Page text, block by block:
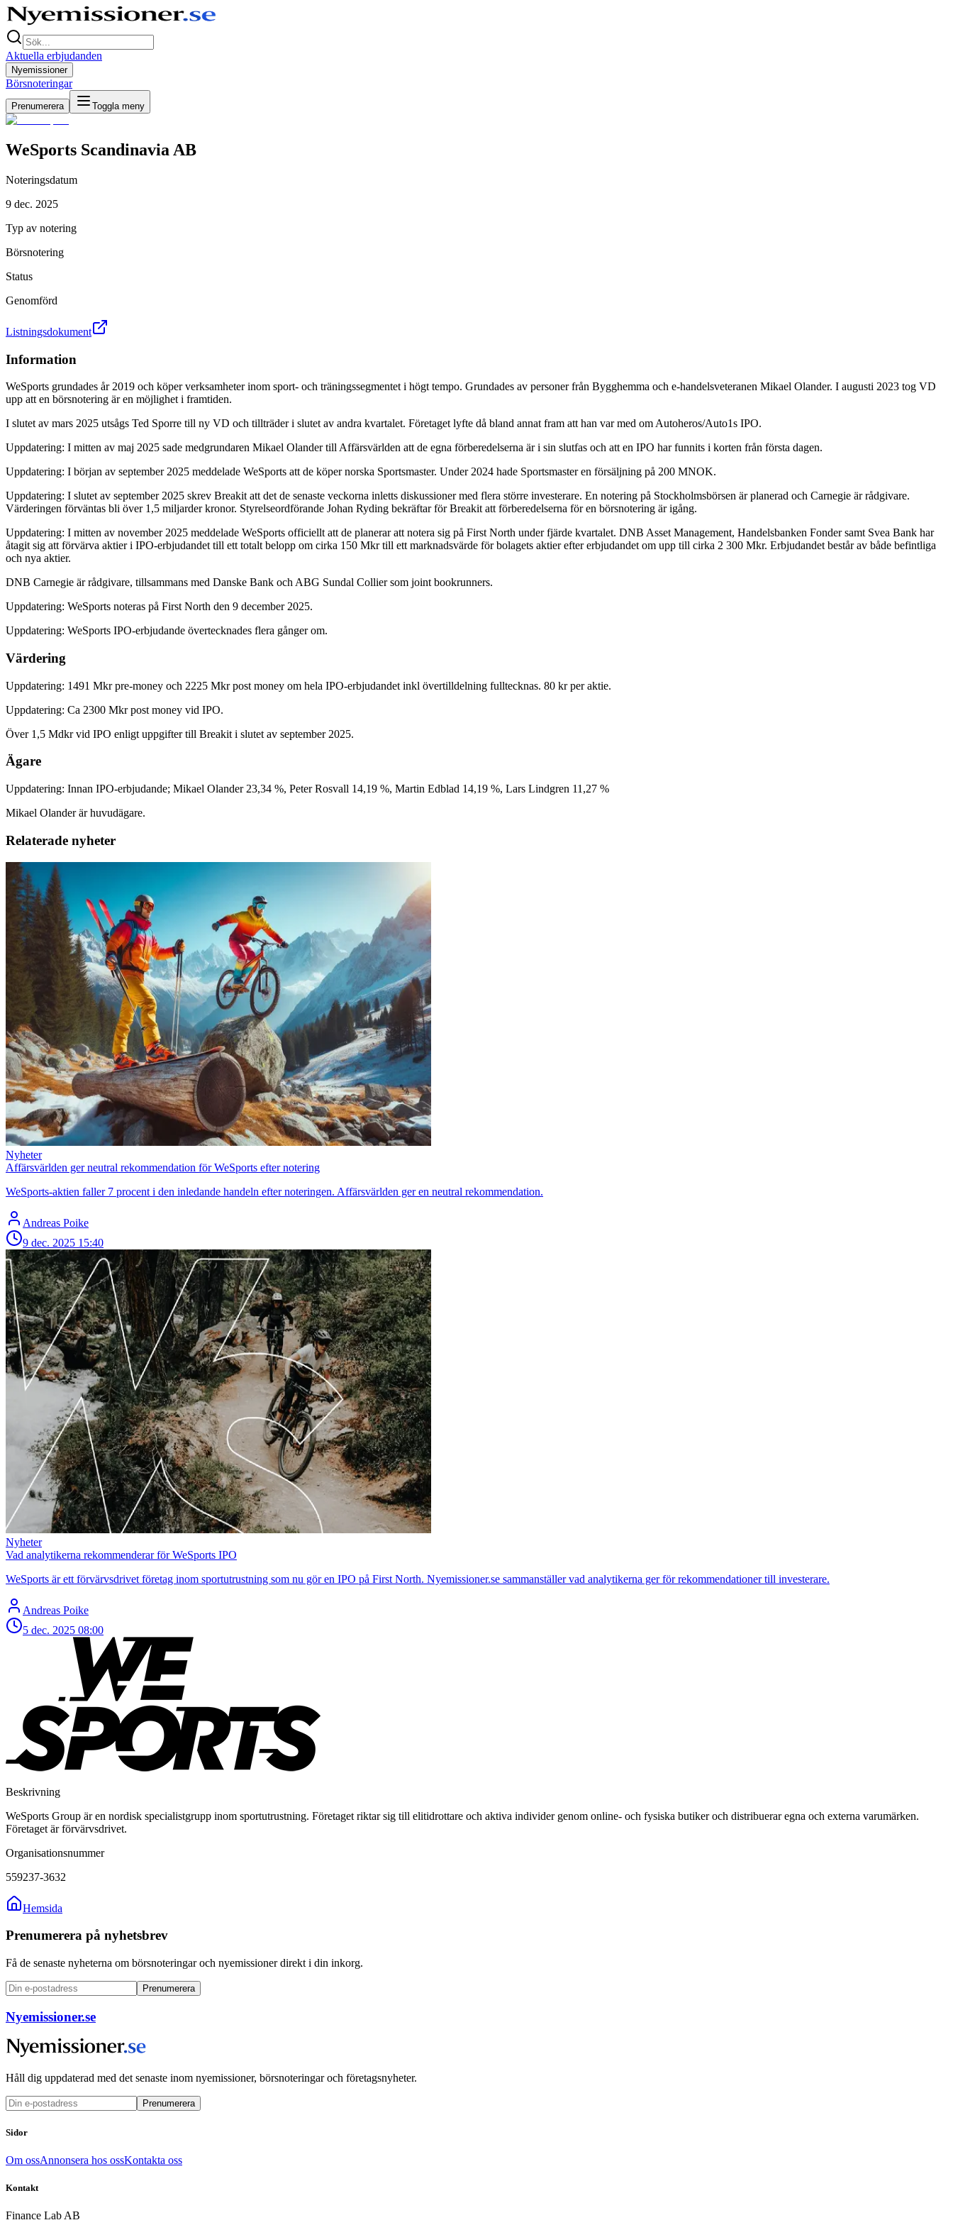
Aktuella erbjudanden
Nyemissioner
Börsnoteringar
Prenumerera Toggla meny
WeSports Scandinavia AB
Noteringsdatum
9 dec. 2025
Typ av notering
Börsnotering
Status
Genomförd
Listningsdokument
Information
WeSports grundades år 2019 och köper verksamheter inom sport- och träningssegmentet i högt tempo. Grundades av personer från Bygghemma och e-handelsveteranen Mikael Olander. I augusti 2023 tog VD
upp att en börsnotering är en möjlighet i framtiden.
I slutet av mars 2025 utsågs Ted Sporre till ny VD och tillträder i slutet av andra kvartalet. Företaget lyfte då bland annat fram att han var med om Autoheros/Auto1s IPO.
Uppdatering: I mitten av maj 2025 sade medgrundaren Mikael Olander till Affärsvärlden att de egna förberedelserna är i sin slutfas och att en IPO har funnits i korten från första dagen.
Uppdatering: I början av september 2025 meddelade WeSports att de köper norska Sportsmaster. Under 2024 hade Sportsmaster en försäljning på 200 MNOK.
Uppdatering: I slutet av september 2025 skrev Breakit att det de senaste veckorna inletts diskussioner med flera större investerare. En notering på Stockholmsbörsen är planerad och Carnegie är rådgivare.
Värderingen förväntas bli över 1,5 miljarder kronor. Styrelseordförande Johan Ryding bekräftar för Breakit att förberedelserna för en börsnotering är igång.
Uppdatering: I mitten av november 2025 meddelade WeSports officiellt att de planerar att notera sig på First North under fjärde kvartalet. DNB Asset Management, Handelsbanken Fonder samt Svea Bank har
åtagit sig att förvärva aktier i IPO-erbjudandet till ett totalt belopp om cirka 150 Mkr till ett marknadsvärde för bolagets aktier efter erbjudandet om upp till cirka 2 300 Mkr. Erbjudandet består av både befintliga
och nya aktier.
DNB Carnegie är rådgivare, tillsammans med Danske Bank och ABG Sundal Collier som joint bookrunners.
Uppdatering: WeSports noteras på First North den 9 december 2025.
Uppdatering: WeSports IPO-erbjudande övertecknades flera gånger om.
Värdering
Uppdatering: 1491 Mkr pre-money och 2225 Mkr post money om hela IPO-erbjudandet inkl övertilldelning fulltecknas. 80 kr per aktie.
Uppdatering: Ca 2300 Mkr post money vid IPO.
Över 1,5 Mdkr vid IPO enligt uppgifter till Breakit i slutet av september 2025.
Ägare
Uppdatering: Innan IPO-erbjudande; Mikael Olander 23,34 %, Peter Rosvall 14,19 %, Martin Edblad 14,19 %, Lars Lindgren 11,27 %
Mikael Olander är huvudägare.
Relaterade nyheter
Nyheter
Affärsvärlden ger neutral rekommendation för WeSports efter notering
WeSports-aktien faller 7 procent i den inledande handeln efter noteringen. Affärsvärlden ger en neutral rekommendation.
Andreas Poike
9 dec. 2025 15:40
Nyheter
Vad analytikerna rekommenderar för WeSports IPO
WeSports är ett förvärvsdrivet företag inom sportutrustning som nu gör en IPO på First North. Nyemissioner.se sammanställer vad analytikerna ger för rekommendationer till investerare.
Andreas Poike
5 dec. 2025 08:00
Beskrivning
WeSports Group är en nordisk specialistgrupp inom sportutrustning. Företaget riktar sig till elitidrottare och aktiva individer genom online- och fysiska butiker och distribuerar egna och externa varumärken.
Företaget är förvärvsdrivet.
Organisationsnummer
559237-3632
Hemsida
Prenumerera på nyhetsbrev
Få de senaste nyheterna om börsnoteringar och nyemissioner direkt i din inkorg.
Prenumerera
Nyemissioner.se
Håll dig uppdaterad med det senaste inom nyemissioner, börsnoteringar och företagsnyheter.
Prenumerera
Sidor
Om ossAnnonsera hos ossKontakta oss
Kontakt
Finance Lab AB